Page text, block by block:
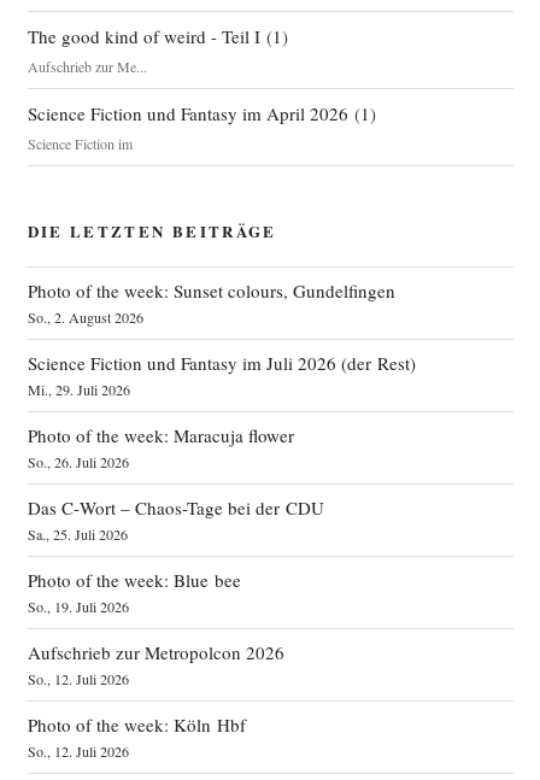
The good kind of weird - Teil I(1)
Aufschrieb zur Me...
Science Fiction und Fantasy im April 2026 (1)
Science Fiction im
DIE LETZTEN BEITRÄGE
Photo of the week: Sunset colours, Gundelfingen
So., 2. August 2026
Science Fiction und Fantasy im Juli 2026 (der Rest)
Mi., 29. Juli 2026
Photo of the week: Maracuja flower
So., 26. Juli 2026
Das C‑Wort – Chaos-Tage bei der CDU
Sa., 25. Juli 2026
Photo of the week: Blue bee
So., 19. Juli 2026
Aufschrieb zur Metropolcon 2026
So., 12. Juli 2026
Photo of the week: Köln Hbf
So., 12. Juli 2026